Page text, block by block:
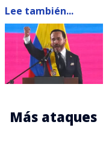
Lee también...
Más ataques